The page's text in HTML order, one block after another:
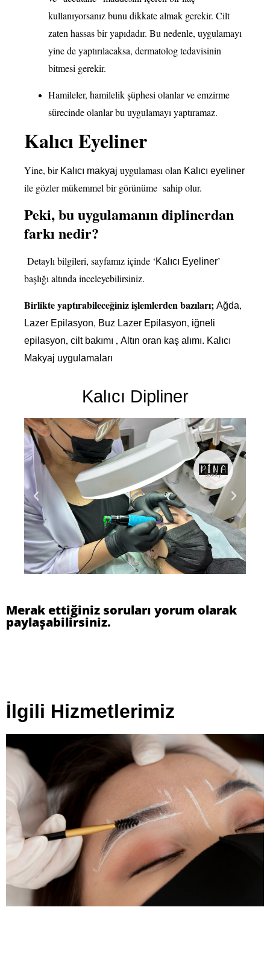
kullanıyorsanız bunu dikkate almak gerekir. Cilt
zaten hassas bir yapıdadır. Bu nedenle, uygulamayı
yine de yaptırılacaksa, dermatolog tedavisinin
bitmesi gerekir.
Hamileler, hamilelik şüphesi olanlar ve emzirme
sürecinde olanlar bu uygulamayı yaptıramaz.
Kalıcı Eyeliner
Yine, bir Kalıcı makyaj uygulaması olan Kalıcı eyeliner
ile gözler mükemmel bir görünüme sahip olur.
Peki, bu uygulamanın diplinerdan
farkı nedir?
Detaylı bilgileri, sayfamız içinde ‘Kalıcı Eyeliner’
başlığı altında inceleyebilirsiniz.
Birlikte yaptırabileceğiniz işlemlerden bazıları; Ağda,
Lazer Epilasyon, Buz Lazer Epilasyon, iğneli
epilasyon, cilt bakımı , Altın oran kaş alımı. Kalıcı
Makyaj uygulamaları
Kalıcı Dipliner
Merak ettiğiniz soruları yorum olarak
paylaşabilirsiniz.
İlgili Hizmetlerimiz